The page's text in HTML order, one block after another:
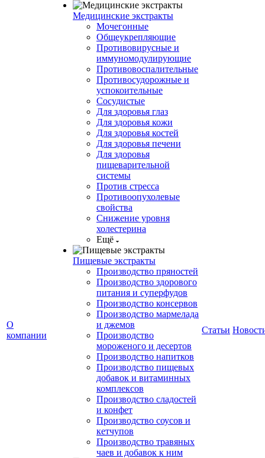
О
компании
Медицинские экстракты
Мочегонные
Общеукрепляющие
Противовирусные и
иммуномодулирующие
Противовоспалительные
Противосудорожные и
успокоительные
Сосудистые
Для здоровья глаз
Для здоровья кожи
Для здоровья костей
Для здоровья печени
Для здоровья
пищеварительной
системы
Против стресса
Противоопухолевые
свойства
Снижение уровня
холестерина
Ещё
Пищевые экстракты
Производство пряностей
Производство здорового
питания и суперфудов
Производство консервов
Производство мармелада
и джемов
Производство
мороженого и десертов
Производство напитков
Производство пищевых
добавок и витаминных
комплексов
Производство сладостей
и конфет
Производство соусов и
кетчупов
Производство травяных
чаев и добавок к ним
Статьи